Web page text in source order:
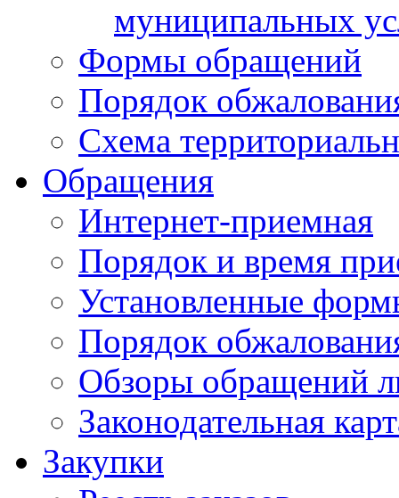
муниципальных
Формы обращений
Порядок
Схема
Обращения
Интернет-приемная
Порядок и время
Установленные
Порядок
Обзоры обращений
Законодательная
Закупки